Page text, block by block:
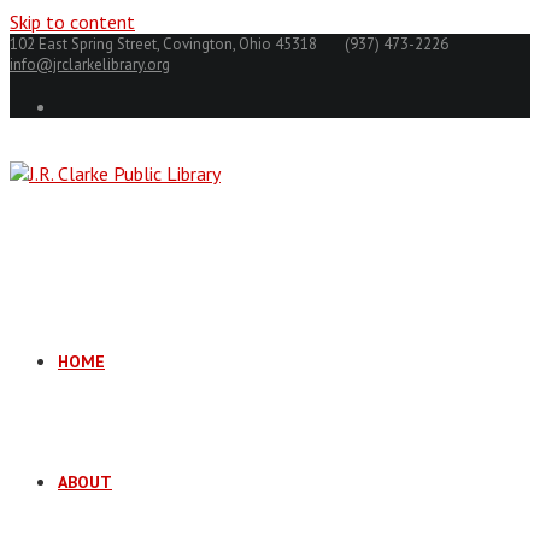
Skip to content
102 East Spring Street, Covington, Ohio 45318
(937) 473-2226
info@jrclarkelibrary.org
HOME
ABOUT